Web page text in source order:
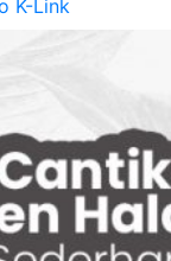
K-Link